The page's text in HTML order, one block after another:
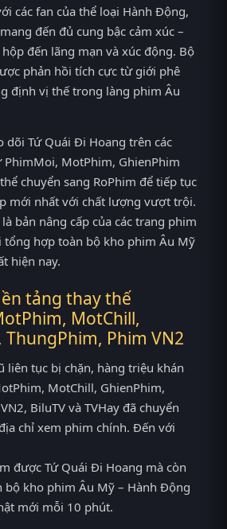
các fan của thể loại Hành Động,
đến đủ cung bậc cảm xúc –
đến lãng mạn và xúc động. Bộ
phản hồi tích cực từ giới phê
định vị thế trong làng phim Âu
dõi Tứ Quái Đi Hoang trên các
MotPhim, GhienPhim
chuyển sang RoPhim để tiếp tục
mới nhất với chất lượng vượt trội.
bản nâng cấp của các trang phim
tổng hợp toàn bộ kho phim Âu Mỹ
hiện nay.
tảng thay thế
MotChill,
ThungPhim, Phim VN2
liên tục bị chặn, hàng triệu khán
MotChill, GhienPhim,
BiluTV và TVHay đã chuyển
chỉ xem phim chính. Đến với
được Tứ Quái Đi Hoang mà còn
bộ kho phim Âu Mỹ – Hành Động
mới mỗi 10 phút.